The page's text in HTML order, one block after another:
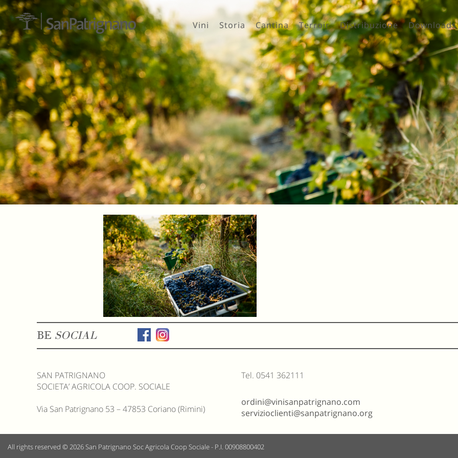
Vini Storia Cantina Terroir Distribuzione Downloads
BE SOCIAL
SAN PATRIGNANO
SOCIETA’ AGRICOLA COOP. SOCIALE
Via San Patrignano 53 – 47853 Coriano (Rimini)
Tel. 0541 362111
ordini@vinisanpatrignano.com
servizioclienti@sanpatrignano.org
All rights reserved © 2026San Patrignano Soc Agricola Coop Sociale - P.I. 00908800402